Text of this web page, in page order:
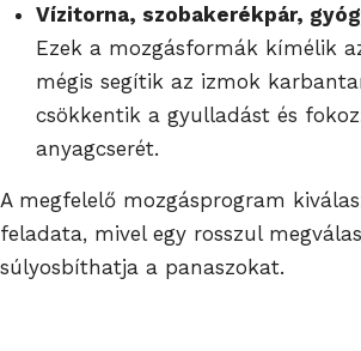
Vízitorna, szobakerékpár,
Ezek a mozgásformák kímélik
mégis segítik az izmok
csökkentik a gyulladást és
anyagcserét.
A megfelelő mozgásprogram
feladata, mivel egy rosszul
súlyosbíthatja a panaszokat.